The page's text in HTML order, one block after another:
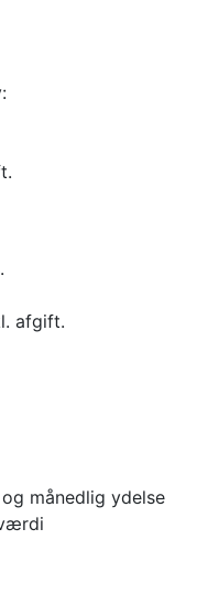
afgift.
månedlig ydelse